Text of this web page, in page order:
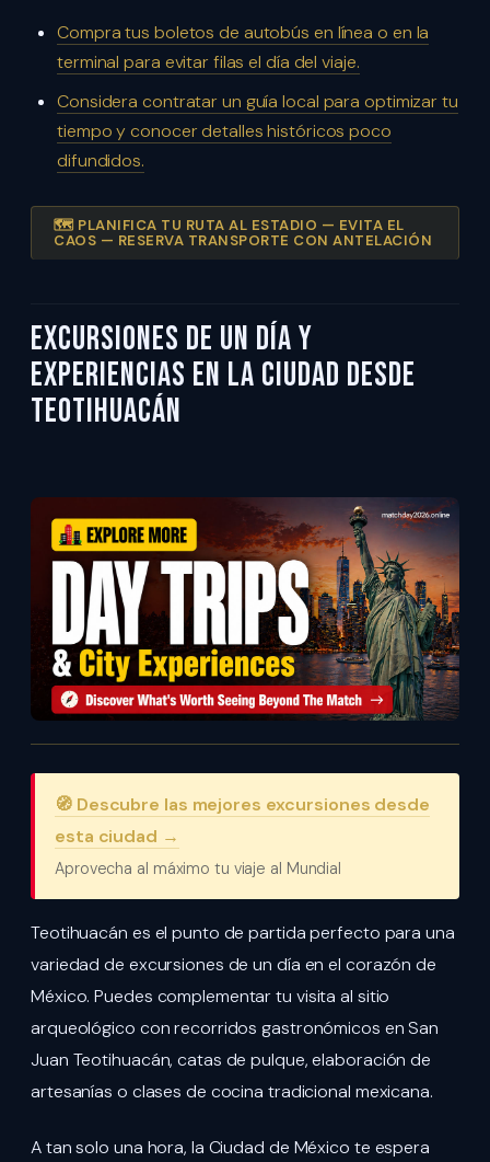
Compra tus boletos de autobús en línea o en la
terminal para evitar filas el día del viaje.
Considera contratar un guía local para optimizar tu
tiempo y conocer detalles históricos poco
difundidos.
🗺️ PLANIFICA TU RUTA AL ESTADIO — EVITA EL
CAOS — RESERVA TRANSPORTE CON ANTELACIÓN
Excursiones de un día y
experiencias en la ciudad desde
Teotihuacán
🧭 Descubre las mejores excursiones desde
esta ciudad →
Aprovecha al máximo tu viaje al Mundial
Teotihuacán es el punto de partida perfecto para una
variedad de excursiones de un día en el corazón de
México. Puedes complementar tu visita al sitio
arqueológico con recorridos gastronómicos en San
Juan Teotihuacán, catas de pulque, elaboración de
artesanías o clases de cocina tradicional mexicana.
A tan solo una hora, la Ciudad de México te espera